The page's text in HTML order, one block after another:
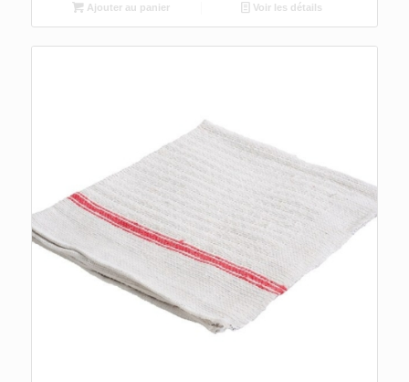
Ajouter au panier Voir les détails